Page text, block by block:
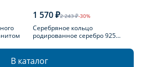
1 570 ₽2 243 ₽-30%
Серебряное кольцо
родированное серебро 925
В каталог